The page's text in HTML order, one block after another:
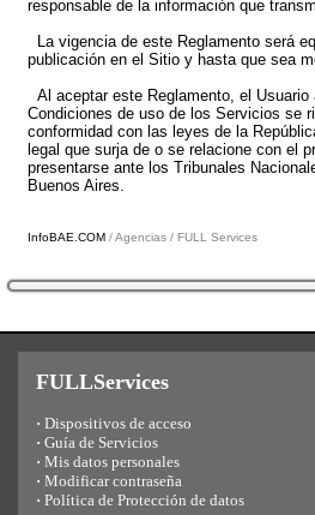
responsable de la información que
La vigencia de este Reglamento será
publicación en el Sitio y hasta que sea
Al aceptar este Reglamento, el
Condiciones de uso de los Servicios se
conformidad con las leyes de la
legal que surja de o se relacione con el
presentarse ante los Tribunales
Buenos Aires.
InfoBAE.COM / Agencias / FULL Services
FULLServices
· Dispositivos de acceso
· Guía de Servicios
· Mis datos personales
· Modificar contraseña
· Política de Protección de datos